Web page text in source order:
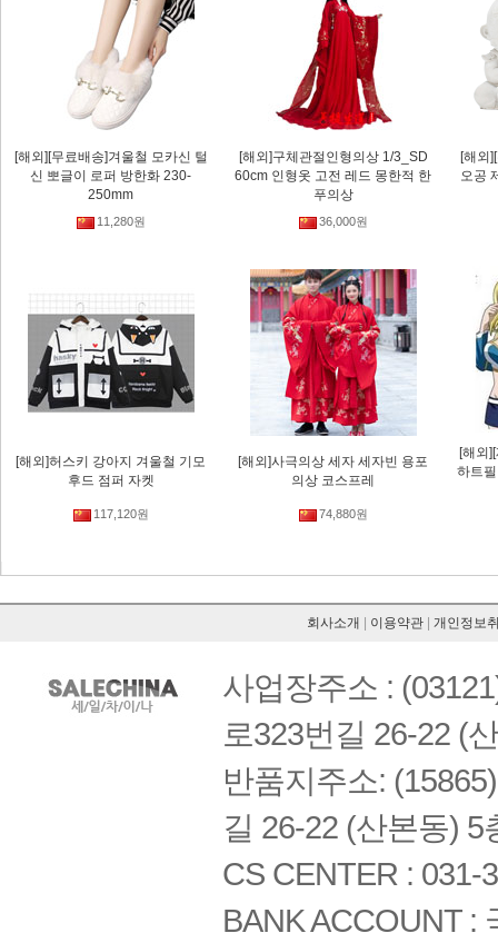
[해외][무료배송]겨울철 모카신 털
신 뽀글이 로퍼 방한화 230-
250mm
11,280원
[해외]구체관절인형의상 1/3_SD
60cm 인형옷 고전 레드 몽한적 한
푸의상
36,000원
[해외
오공
[해외]허스키 강아지 겨울철 기모
후드 점퍼 자켓
117,120원
[해외]사극의상 세자 세자빈 용포
의상 코스프레
74,880원
[해외
하트
회사소개 이용약관 개인정보
사업장주소 :
로323번길 26-22 (
반품지주소:
길 26-22 (산본동) 5
CS CENTER : 031-
BANK ACCOUNT :